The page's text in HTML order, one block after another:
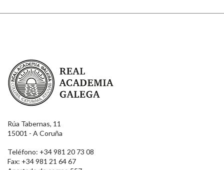
Real Academia Galega
Rúa Tabernas, 11
15001 - A Coruña
Teléfono: +34 981 20 73 08
Fax: +34 981 21 64 67